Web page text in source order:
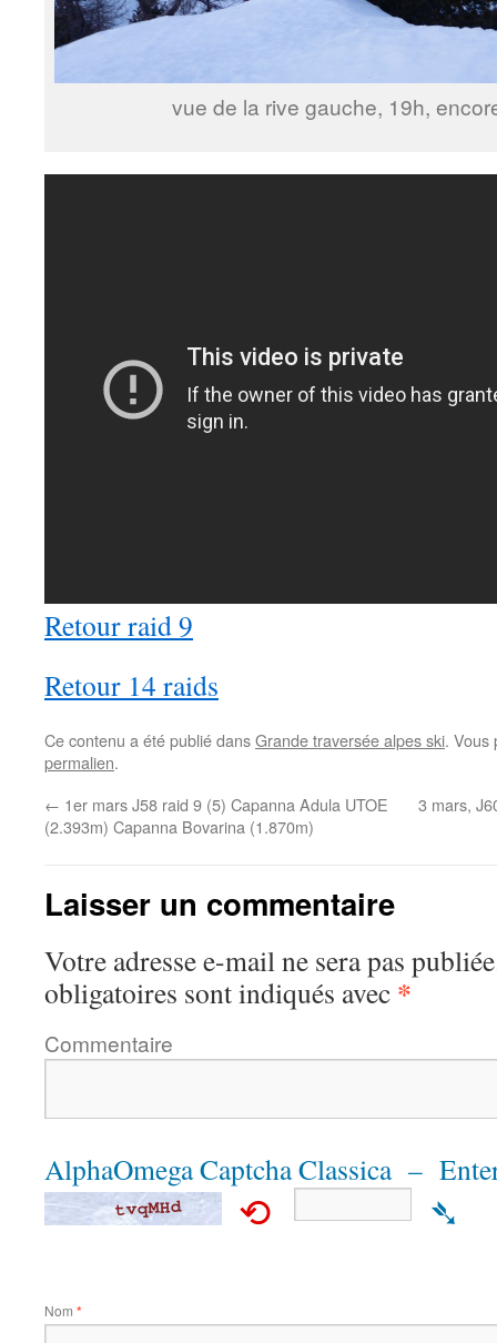
vue de la rive gauche, 19h,
Retour raid 9
Retour 14 raids
Ce contenu a été publié dansGrande traversée alpes ski. Vous
permalien.
← 1er mars J58 raid 9 (5) Capanna Adula UTOE
(2.393m) Capanna Bovarina (1.870m)
3 mars,
Laisser un commentaire
Votre adresse e-mail ne sera pas
obligatoires sont indiqués avec *
Commentaire
AlphaOmega Captcha Classica –
⟲ ➴
Nom *